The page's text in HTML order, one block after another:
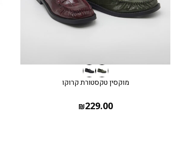
מוקסין טקסטורת קרוקו
₪229.00